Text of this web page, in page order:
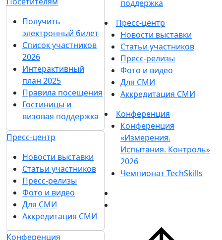
Получить
электронный билет
Список участников
2026
Интерактивный
план 2025
Правила посещения
Гостиницы и
визовая поддержка
Пресс-центр
Новости выставки
Статьи участников
Пресс-релизы
Фото и видео
Для СМИ
Аккредитация СМИ
Конференция
поддержка
Пресс-центр
Новости выставки
Статьи участников
Пресс-релизы
Фото и видео
Для СМИ
Аккредитация СМИ
Конференция
Конференция
«Измерения.
Испытания. Контроль»
2026
Чемпионат TechSkills